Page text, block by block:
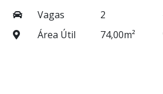
Vagas 2
Área Útil 74,00m²